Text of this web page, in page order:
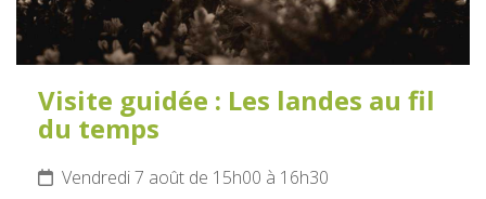
Visite guidée : Les landes au fil
du temps
Vendredi 7 août de 15h00 à 16h30